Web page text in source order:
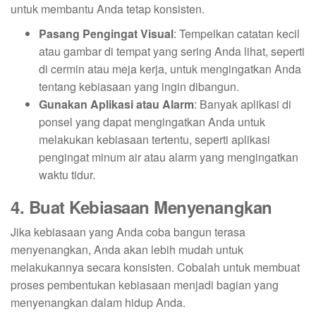
untuk membantu Anda tetap konsisten.
Pasang Pengingat Visual: Tempelkan catatan kecil
atau gambar di tempat yang sering Anda lihat, seperti
di cermin atau meja kerja, untuk mengingatkan Anda
tentang kebiasaan yang ingin dibangun.
Gunakan Aplikasi atau Alarm: Banyak aplikasi di
ponsel yang dapat mengingatkan Anda untuk
melakukan kebiasaan tertentu, seperti aplikasi
pengingat minum air atau alarm yang mengingatkan
waktu tidur.
4. Buat Kebiasaan Menyenangkan
Jika kebiasaan yang Anda coba bangun terasa
menyenangkan, Anda akan lebih mudah untuk
melakukannya secara konsisten. Cobalah untuk membuat
proses pembentukan kebiasaan menjadi bagian yang
menyenangkan dalam hidup Anda.